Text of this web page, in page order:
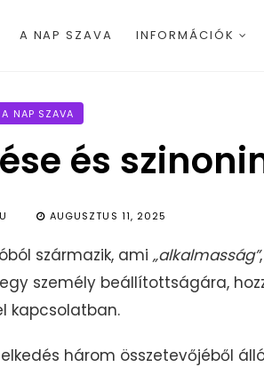
A NAP SZAVA INFORMÁCIÓK
A NAP SZAVA
és
AUGUSZTUS 11, 2025
származik, ami „alkalmasság”,
személy beállítottságára,
kapcsolatban.
három összetevőjéből